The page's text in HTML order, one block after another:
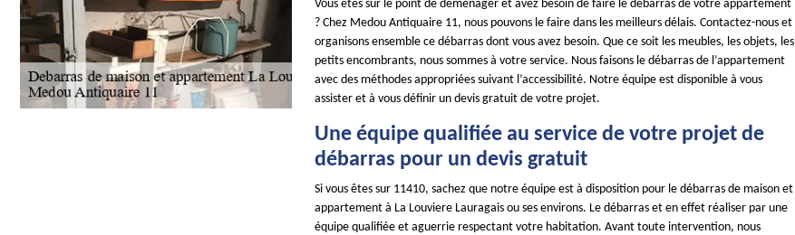
Vous êtes sur le point de déménager et avez besoin de faire le débarras de votre appartement
? Chez Medou Antiquaire 11, nous pouvons le faire dans les meilleurs délais. Contactez-nous et
organisons ensemble ce débarras dont vous avez besoin. Que ce soit les meubles, les objets, les
petits encombrants, nous sommes à votre service. Nous faisons le débarras de l’appartement
avec des méthodes appropriées suivant l’accessibilité. Notre équipe est disponible à vous
assister et à vous définir un devis gratuit de votre projet.
Une équipe qualifiée au service de votre projet de
débarras pour un devis gratuit
Si vous êtes sur 11410, sachez que notre équipe est à disposition pour le débarras de maison et
appartement à La Louviere Lauragais ou ses environs. Le débarras et en effet réaliser par une
équipe qualifiée et aguerrie respectant votre habitation. Avant toute intervention, nous